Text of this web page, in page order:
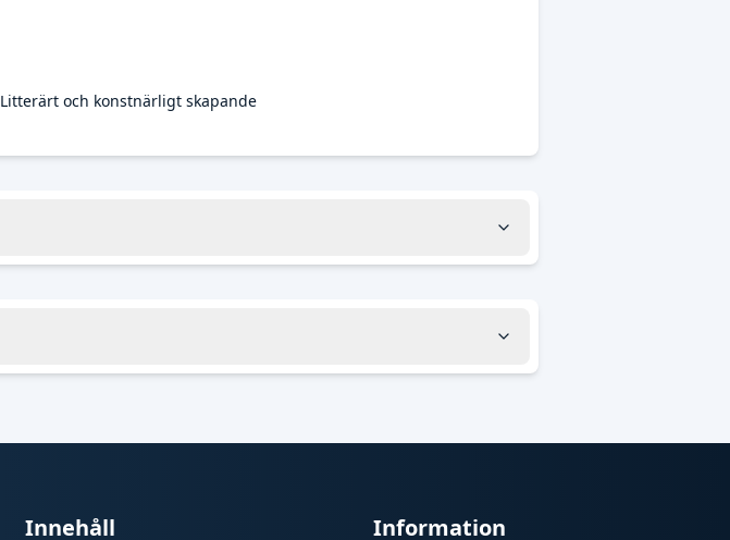
Litterärt och konstnärligt skapande
Innehåll Information